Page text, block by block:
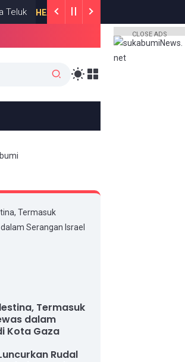
HEADLINEJULY 13, 2026
Termasuk
dalam
Kota Gaza
Rudal
CLOSE ADS